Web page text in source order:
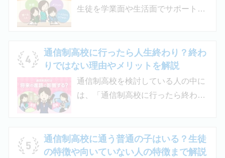
ありません。中には、大学進学を想
格実績を豊富にもつ学校もありま
す。
生徒を学業面や生活面でサポートす
め、サポート校のみでは高卒資格を
取得できません。 ただし、個別の学
習指導やスクールカウンセラーによ
る生活面での相談など手厚い支援が
でしょう。 この記事では、サポート
校の特徴や通信制高校との違い、メ
通信制高校に行ったら人生終わり？終わ
りではない理由やメリットを解説
通信制高校を検討している人の中に
は、「通信制高校に行ったら終わ
がある人もいるのではないでしょう
か。 結論から言うと、通信制高校に
通信制高校に通う普通の子はいる？生徒
の特徴や向いていない人の特徴まで解説